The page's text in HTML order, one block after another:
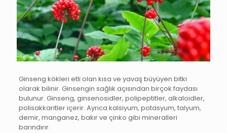
Ginseng kökleri etli olan kısa ve yavaş büyüyen bitki
olarak bilinir. Ginsengin sağlık açısından birçok faydası
bulunur. Ginseng, ginsenosidler, polipeptitler, alkaloidler,
polisakkaritler içerir. Ayrıca kalsiyum, potasyum, talyum,
demir, manganez, bakır ve çinko gibi mineralleri
barındırır.